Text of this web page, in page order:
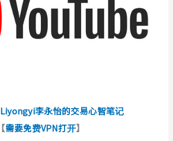
Liyongyi李永怡的交易心智笔记
【需要免费VPN打开】